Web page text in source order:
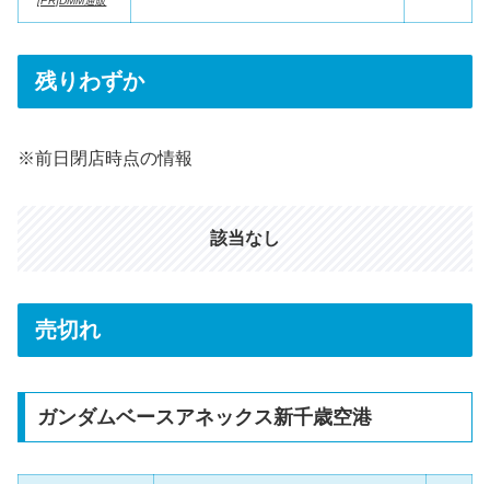
残りわずか
※前日閉店時点の情報
該当なし
売切れ
ガンダムベースアネックス新千歳空港